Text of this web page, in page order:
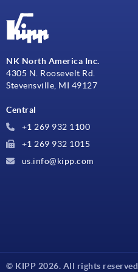
NK North America Inc.
4305 N. Roosevelt Rd.
Stevensville, MI 49127
Central
+1 269 932 1100
+1 269 932 1015
us.info@kipp.com
© KIPP 2026. All rights reserved